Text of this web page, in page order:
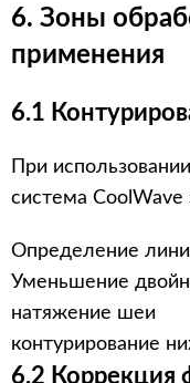
6. Зоны
применения
6.1
При
система
Определение
Уменьшение
натяжение шеи
контурирование
6.2 Коррекция